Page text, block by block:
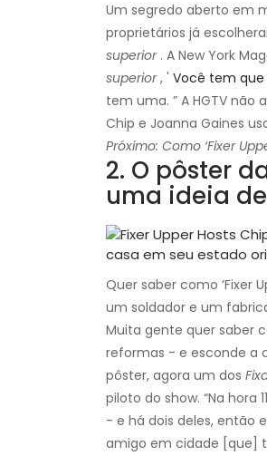
Um segredo aberto em
proprietários já
superior. A New York
superior, ' Você tem
tem uma. ” A HGTV
Chip e Joanna Gaines
Próximo: Como ‘Fixer
2. O pôster
uma ideia
Quer saber como ‘Fixer
um soldador e um
Muita gente quer saber
reformas - e esconde a
pôster, agora um dos
piloto do show. “Na
- e há dois deles, então
amigo em cidade [que]